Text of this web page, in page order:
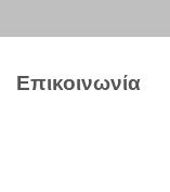
Επικοινωνία